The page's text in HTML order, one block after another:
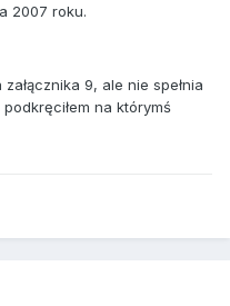
2007 roku.
9, ale nie spełnia
na którymś